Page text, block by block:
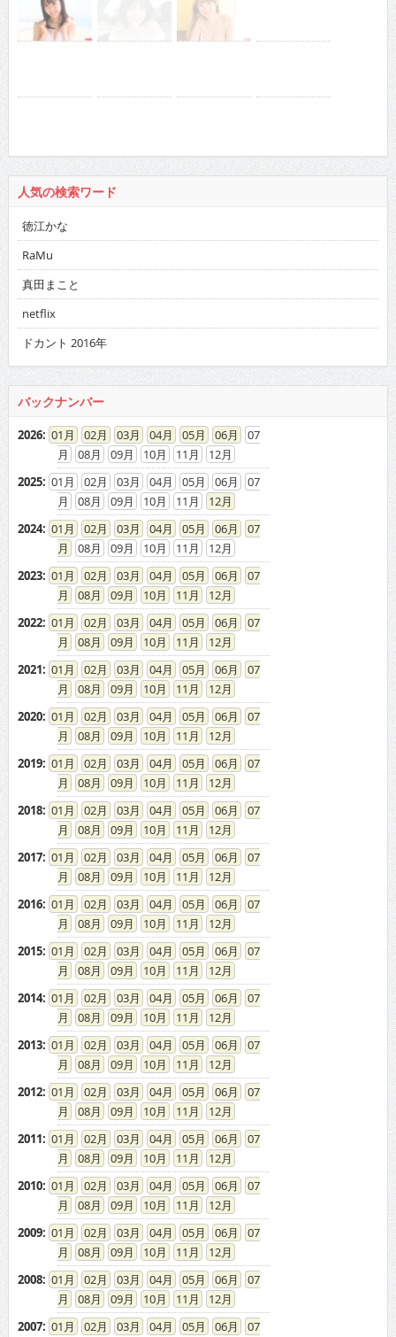
人気の検索ワード
徳江かな
RaMu
真田まこと
netflix
ドカント 2016年
バックナンバー
2026: 01 02 03 04 05 06
07
08
09 10 11
12
2025: 01 02 03 04 05 06
07
08
09 10 11
12
2024: 01 02 03 04 05 06
07
08
09 10 11
12
2023: 01 02 03 04 05 06
07
08
09 10 11
12
2022: 01 02 03 04 05 06
07
08
09 10 11
12
2021: 01 02 03 04 05 06
07
08
09 10 11
12
2020: 01 02 03 04 05 06
07
08
09 10 11
12
2019: 01 02 03 04 05 06
07
08
09 10 11
12
2018: 01 02 03 04 05 06
07
08
09 10 11
12
2017: 01 02 03 04 05 06
07
08
09 10 11
12
2016: 01 02 03 04 05 06
07
08
09 10 11
12
2015: 01 02 03 04 05 06
07
08
09 10 11
12
2014: 01 02 03 04 05 06
07
08
09 10 11
12
2013: 01 02 03 04 05 06
07
08
09 10 11
12
2012: 01 02 03 04 05 06
07
08
09 10 11
12
2011: 01 02 03 04 05 06
07
08
09 10 11
12
2010: 01 02 03 04 05 06
07
08
09 10 11
12
2009: 01 02 03 04 05 06
07
08
09 10 11
12
2008: 01 02 03 04 05 06
07
08
09 10 11
12
2007: 01 02 03 04 05 06
07